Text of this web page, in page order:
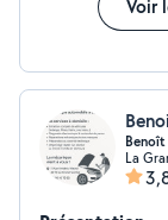
Voir
La